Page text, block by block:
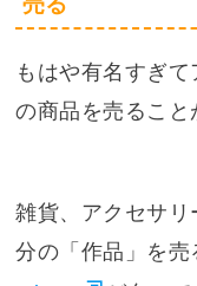
もはや有名すぎて
の商品を売ること
雑貨、アクセサリ
分の「作品」を売